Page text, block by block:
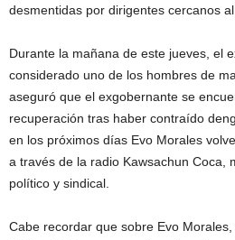
desmentidas por dirigentes cercanos
Durante la mañana de este jueves, el
considerado uno de los hombres de
aseguró que el exgobernante se
recuperación tras haber contraído
en los próximos días Evo Morales
a través de la radio Kawsachun Coca,
político y sindical.
Cabe recordar que sobre Evo